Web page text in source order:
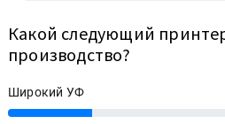
Какой следующий
производство?
Широкий УФ
25%